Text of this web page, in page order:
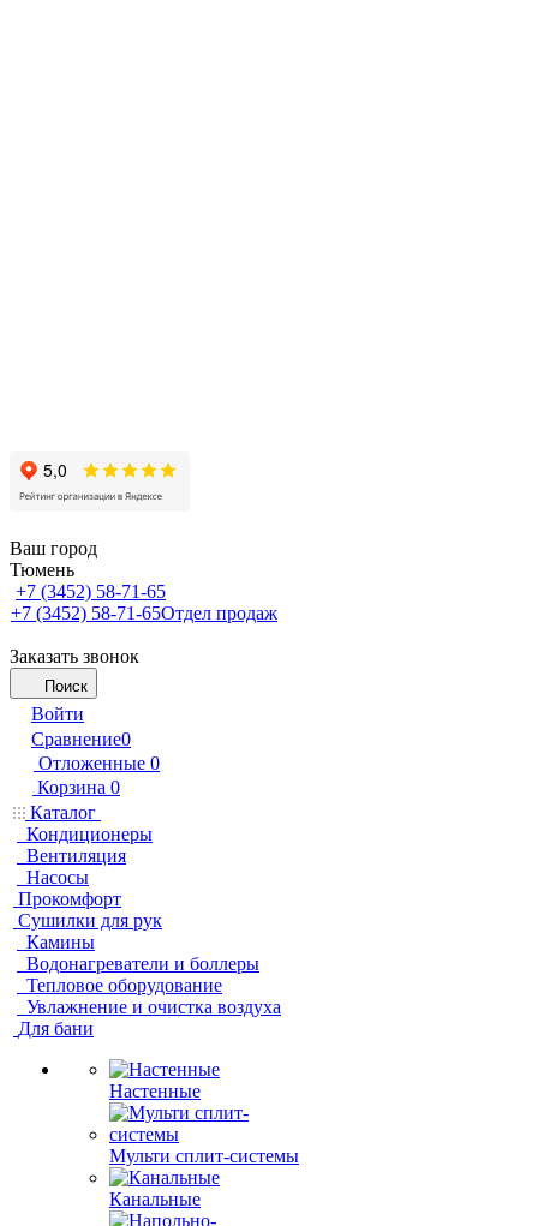
Ваш город
Тюмень
+7 (3452) 58-71-65
+7 (3452) 58-71-65Отдел продаж
Заказать звонок
Поиск
Войти
Сравнение0
Отложенные 0
Корзина 0
Каталог
Кондиционеры
Вентиляция
Насосы
Прокомфорт
Сушилки для рук
Камины
Водонагреватели и боллеры
Тепловое оборудование
Увлажнение и очистка воздуха
Для бани
Настенные
Мульти сплит-системы
Канальные